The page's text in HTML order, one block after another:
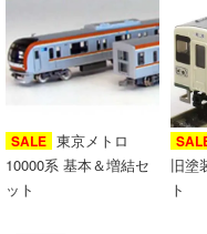
SALE 東京メトロ
10000系 基本＆増結セ
ット
旧塗
ト